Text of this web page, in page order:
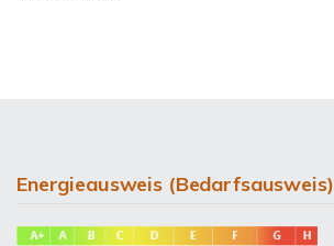
Energieausweis (Bedarfsausweis)